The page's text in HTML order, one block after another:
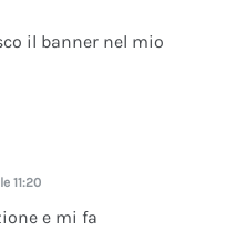
il banner nel mio
11:20
e mi fa